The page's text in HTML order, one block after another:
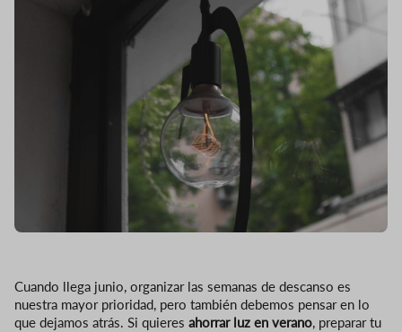
Cuando llega junio, organizar las semanas de descanso es
nuestra mayor prioridad, pero también debemos pensar en lo
que dejamos atrás. Si quieres ahorrar luz en verano, preparar tu